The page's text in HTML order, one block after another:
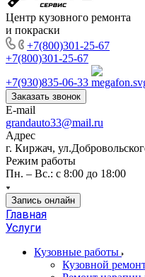
Центр кузовного ремонта
и покраски
+7(800)301-25-67
+7(800)301-25-67
+7(930)835-06-33
Заказать звонок
E-mail
grandauto33@mail.ru
Адрес
г. Киржач,
Режим работы
Пн. – Вс.: с 8:00 до 18:00
Запись онлайн
Главная
Услуги
Кузовные работы
Кузовной